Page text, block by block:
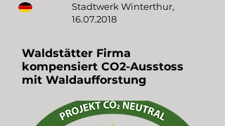
Stadtwerk Winterthur,
16.07.2018
Waldstätter Firma
kompensiert CO2-Ausstoss
mit Waldaufforstung